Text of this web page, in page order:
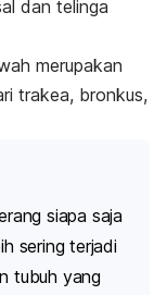
dan telinga
merupakan
trakea, bronkus,
siapa saja
sering terjadi
tubuh yang